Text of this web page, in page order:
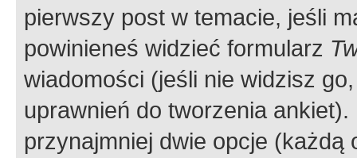
pierwszy post w temacie, jeśli
powinieneś widzieć formularz
wiadomości (jeśli nie widzisz
uprawnień do tworzenia
przynajmniej dwie opcje